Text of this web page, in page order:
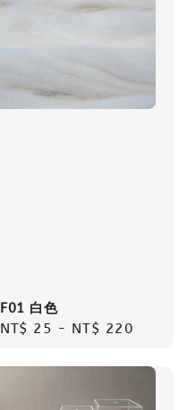
F01 白色
Regular
NT$ 25 - NT$ 220